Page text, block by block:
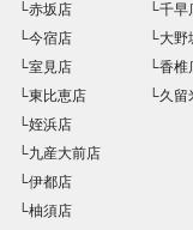
└赤坂店
└今宿店
└室見店
└東比恵店
└姪浜店
└九産大前店
└伊都店
└柚須店
└千早
└大野
└香椎
└久留